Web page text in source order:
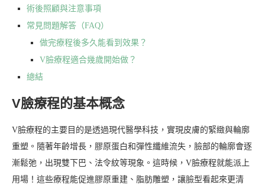
術後照顧與注意事項
常見問題解答（FAQ）
做完療程後多久能看到效果？
V臉療程適合幾歲開始做？
總結
V臉療程的基本概念
V臉療程的主要目的是透過現代醫學科技，實現皮膚的緊緻與輪廓
重塑。隨著年齡增長，膠原蛋白和彈性纖維流失，臉部的輪廓會逐
漸鬆弛，出現雙下巴、法令紋等現象。這時候，V臉療程就能派上
用場！這些療程能促進膠原重建、脂肪雕塑，讓臉型看起來更清